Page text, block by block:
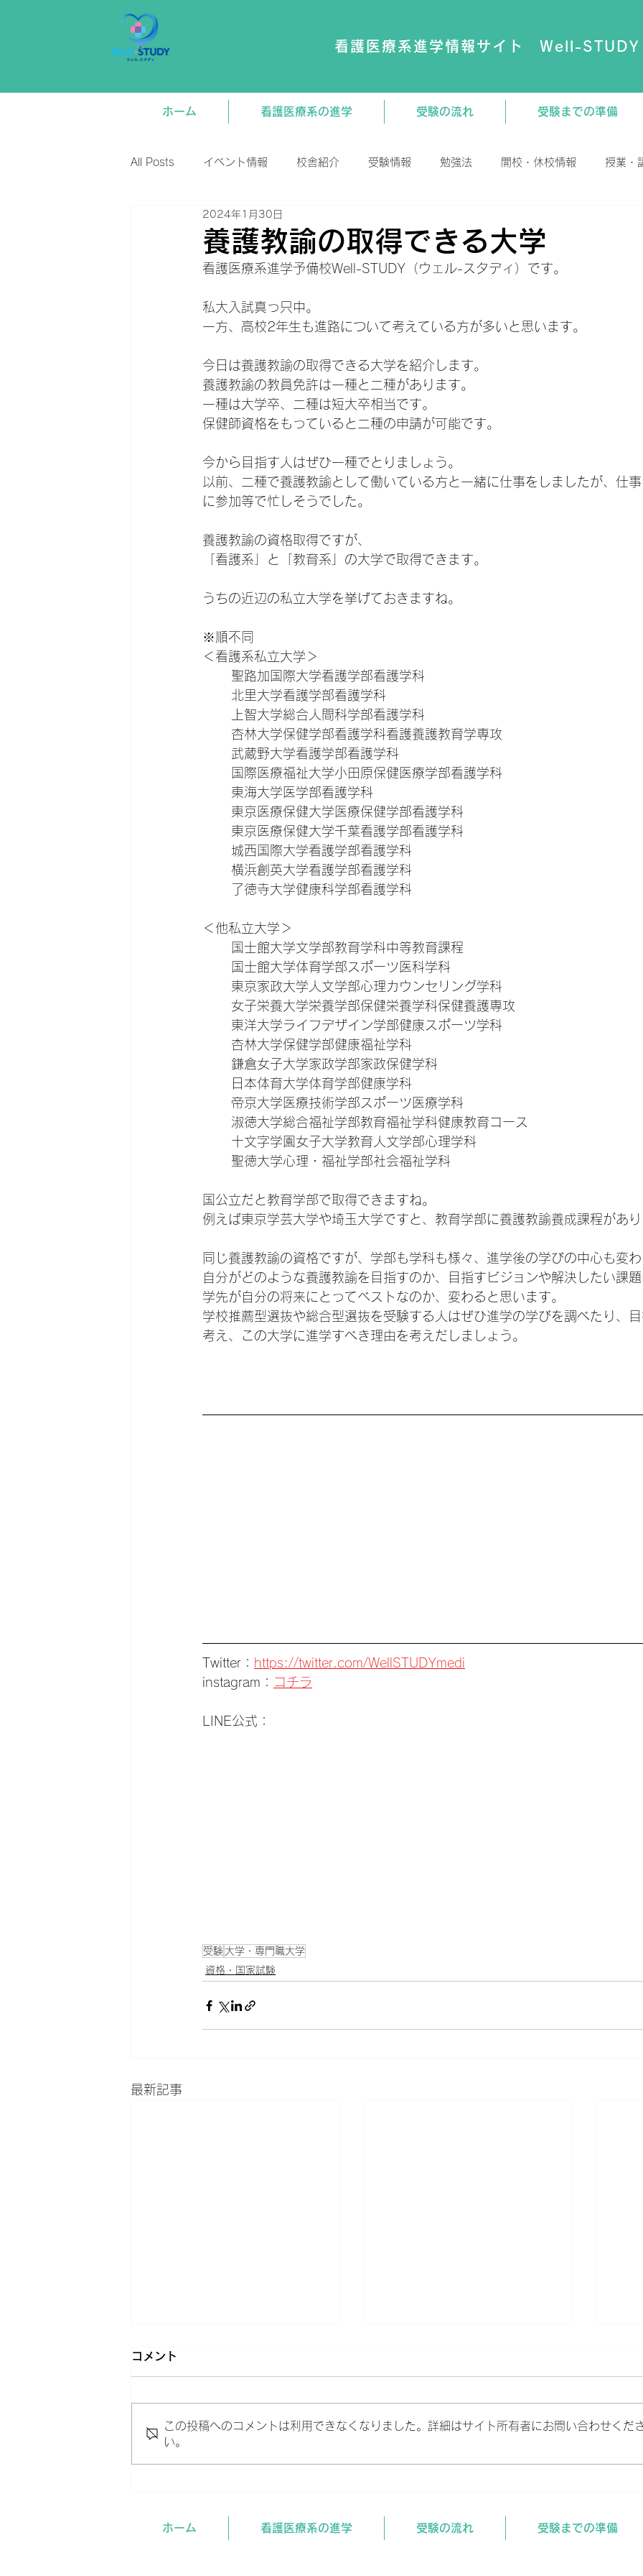
看護医療系進学情報サイト Well-STUDY
ホーム 看護医療系の進学 受験の流れ 受験までの準備
All Posts イベント情報 校舎紹介 受験情報 勉強法 開校・休校情報 授業・
将来関連
養護教諭の取得できる大学
2024年1月30日
看護医療系進学予備校Well-STUDY（ウェル-スタディ）です。
私大入試真っ只中。
一方、高校2年生も進路について考えている方が多いと思います。
今日は養護教諭の取得できる大学を紹介します。
養護教諭の教員免許は一種と二種があります。
一種は大学卒、二種は短大卒相当です。
保健師資格をもっていると二種の申請が可能です。
今から目指す人はぜひ一種でとりましょう。
以前、二種で養護教諭として働いている方と一緒に仕事をしましたが、仕
に参加等で忙しそうでした。
養護教諭の資格取得ですが、
「看護系」と「教育系」の大学で取得できます。
うちの近辺の私立大学を挙げておきますね。
※順不同
＜看護系私立大学＞
	聖路加国際大学看護学部看護学科
	北里大学看護学部看護学科
	上智大学総合人間科学部看護学科
	杏林大学保健学部看護学科看護養護教育学専攻
	武蔵野大学看護学部看護学科
	国際医療福祉大学小田原保健医療学部看護学科
	東海大学医学部看護学科
	東京医療保健大学医療保健学部看護学科
	東京医療保健大学千葉看護学部看護学科
	城西国際大学看護学部看護学科
	横浜創英大学看護学部看護学科
	了徳寺大学健康科学部看護学科
＜他私立大学＞
	国士館大学文学部教育学科中等教育課程
	国士館大学体育学部スポーツ医科学科
	東京家政大学人文学部心理カウンセリング学科
	女子栄養大学栄養学部保健栄養学科保健養護専攻
	東洋大学ライフデザイン学部健康スポーツ学科
	杏林大学保健学部健康福祉学科
	鎌倉女子大学家政学部家政保健学科
	日本体育大学体育学部健康学科
	帝京大学医療技術学部スポーツ医療学科
	淑徳大学総合福祉学部教育福祉学科健康教育コース
	十文字学園女子大学教育人文学部心理学科
	聖徳大学心理・福祉学部社会福祉学科
国公立だと教育学部で取得できますね。
例えば東京学芸大学や埼玉大学ですと、教育学部に養護教諭養成課程があり
同じ養護教諭の資格ですが、学部も学科も様々、進学後の学びの中心も変わ
自分がどのような養護教諭を目指すのか、目指すビジョンや解決したい課
学先が自分の将来にとってベストなのか、変わると思います。
学校推薦型選抜や総合型選抜を受験する人はぜひ進学の学びを調べたり、
考え、この大学に進学すべき理由を考えだしましょう。
Twitter： https://twitter.com/WellSTUDYmedi
instagram： コチラ
LINE公式：
受験 大学・専門職大学
資格・国家試験
最新記事
コメント
この投稿へのコメントは利用できなくなりました。詳細はサイト所有者にお問い合わせくだ
い。
ホーム 看護医療系の進学 受験の流れ 受験までの準備